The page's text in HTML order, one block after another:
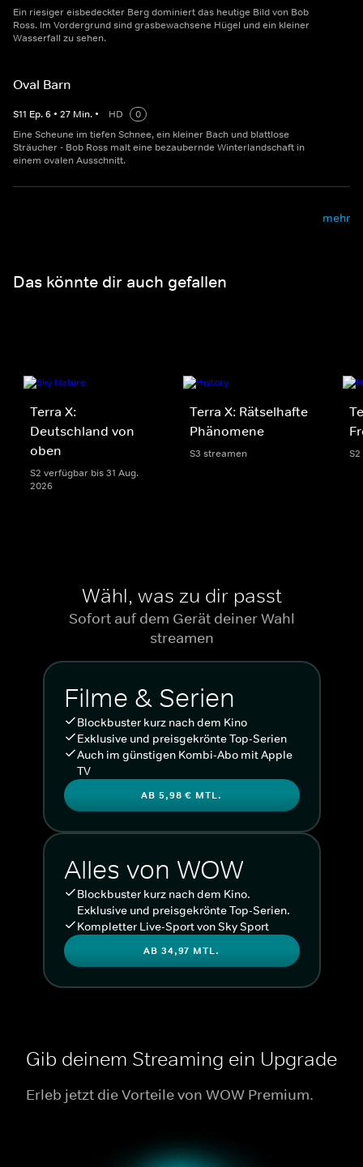
Ein riesiger eisbedeckter Berg dominiert das heutige Bild von Bob
Ross. Im Vordergrund sind grasbewachsene Hügel und ein kleiner
Wasserfall zu sehen.
Oval Barn
S11 Ep.6 • 27 Min. • HD
0
Eine Scheune im tiefen Schnee, ein kleiner Bach und blattlose
Sträucher - Bob Ross malt eine bezaubernde Winterlandschaft in
einem ovalen Ausschnitt.
mehr
Das könnte dir auch gefallen
Terra X:
Deutschland von
oben
S2 verfügbar bis 31 Aug.
2026
Terra X: Rätselhafte
Phänomene
S3 streamen
Wähl, was zu dir passt
Sofort auf dem Gerät deiner Wahl
streamen
Filme & Serien
Blockbuster kurz nach dem Kino
Exklusive und preisgekrönte Top-Serien
Auch im günstigen Kombi-Abo mit Apple
TV
AB 5,98 € MTL.
Alles von WOW
Blockbuster kurz nach dem Kino.
Exklusive und preisgekrönte Top-Serien.
Kompletter Live-Sport von Sky Sport
AB 34,97 MTL.
Gib deinem Streaming ein Upgrade
Erleb jetzt die Vorteile von WOW Premium.